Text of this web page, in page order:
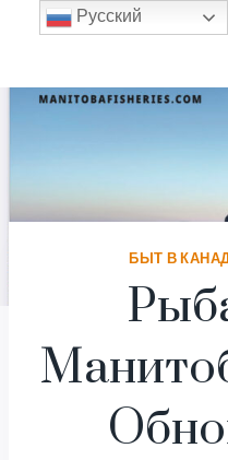
Перейти
БЫТ В
Русский